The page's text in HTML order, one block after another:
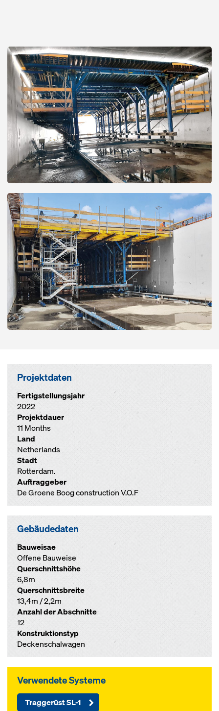
Open
Open
Projektdaten
Fertigstellungsjahr
2022
Projektdauer
11 Months
Land
Netherlands
Stadt
Rotterdam.
Auftraggeber
De Groene Boog construction V.O.F
Gebäudedaten
Bauweisae
Offene Bauweise
Querschnittshöhe
6,8m
Querschnittsbreite
13,4m / 2,2m
Anzahl der Abschnitte
12
Konstruktionstyp
Deckenschalwagen
Verwendete Systeme
Traggerüst SL-1